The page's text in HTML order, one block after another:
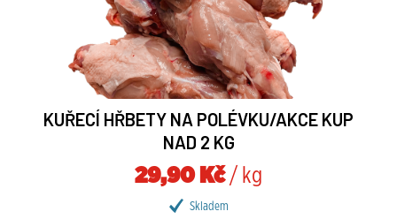
KUŘECÍ HŘBETY NA POLÉVKU/AKCE KUP
NAD 2 KG
29,90 Kč/ kg
Skladem